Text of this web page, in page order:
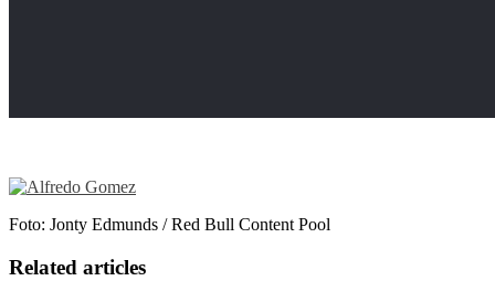
Foto: Jonty Edmunds / Red Bull Content Pool
Related articles